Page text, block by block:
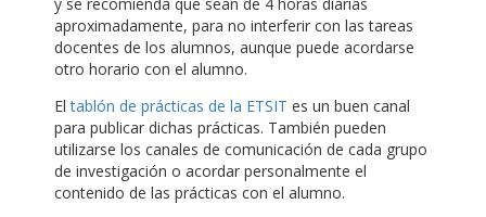
aproximadamente, para no interferir con las tareas
docentes de los alumnos, aunque puede acordarse
otro horario con el alumno.
Eltablón de prácticas de la ETSIT es un buen canal
para publicar dichas prácticas. También pueden
utilizarse los canales de comunicación de cada grupo
de investigación o acordar personalmente el
contenido de las prácticas con el alumno.